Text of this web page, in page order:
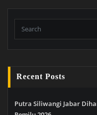
Recent Posts
Putra Siliwangi Jabar